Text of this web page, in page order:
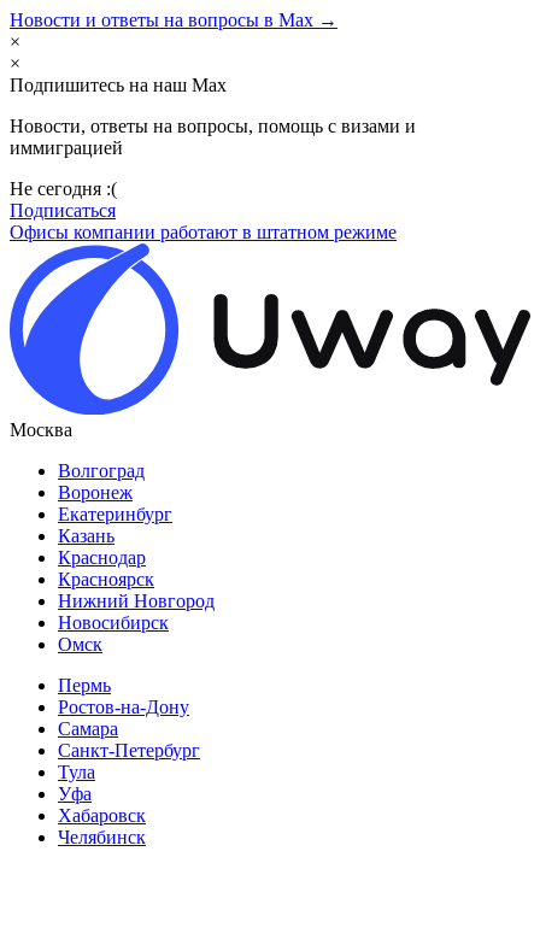
Новости и ответы на вопросы в Max →
×
×
Подпишитесь на наш Max
Новости, ответы на вопросы, помощь с визами и
иммиграцией
Не сегодня :(
Подписаться
Офисы компании работают в штатном режиме
Москва
Волгоград
Воронеж
Екатеринбург
Казань
Краснодар
Красноярск
Нижний Новгород
Новосибирск
Омск
Пермь
Ростов-на-Дону
Самара
Санкт-Петербург
Тула
Уфа
Хабаровск
Челябинск